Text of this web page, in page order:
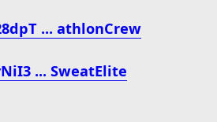
... athlonCrew
... SweatElite